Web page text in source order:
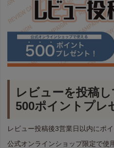
レビューを投稿し
500ポイントプレ
レビュー投稿後3営業日以内にポ
公式オンラインショップ限定で使